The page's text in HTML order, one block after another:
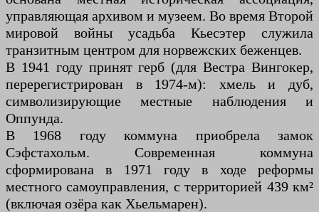
управляющая архивом и музеем. Во время Второй
мировой войны усадьба Кьесэтер служила
транзитным центром для норвежских беженцев.
В 1941 году принят герб (для Вестра Вингокер,
перерегистрирован в 1974-м): хмель и дуб,
символизирующие местные наблюдения и
Оппунда.
В 1968 году коммуна приобрела замок
Сэфстахольм. Современная коммуна
сформирована в 1971 году в ходе реформы
местного самоуправления, с территорией 439 км²
(включая озёра как Хьельмарен).